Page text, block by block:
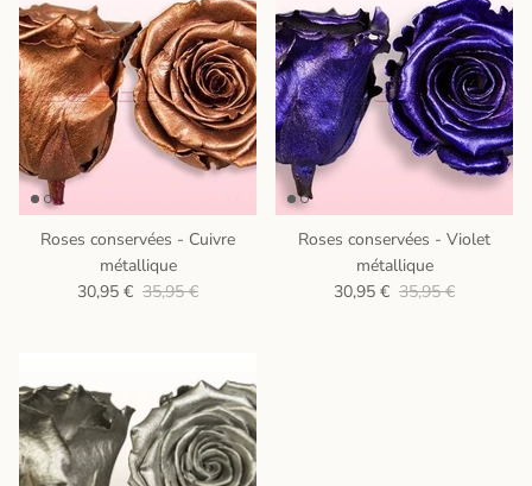
Roses conservées - Cuivre
métallique
30,95 € 35,95 €
Roses conservées - Violet
métallique
30,95 € 35,95 €